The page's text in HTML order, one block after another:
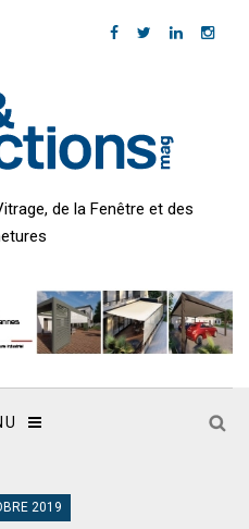
de la Fenêtre et des
2019